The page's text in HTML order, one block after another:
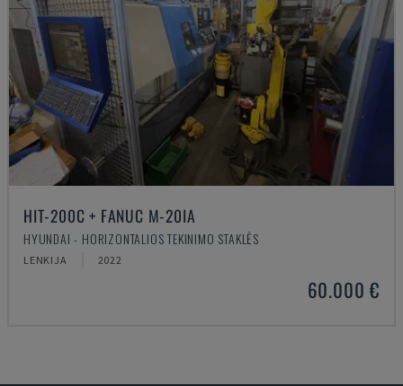
HIT-200C + FANUC M-20IA
HYUNDAI - HORIZONTALIOS TEKINIMO STAKLĖS
LENKIJA 2022
60.000 €